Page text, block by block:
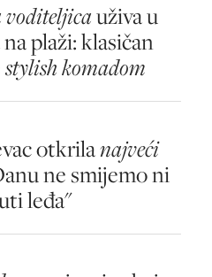
uživa u
plaži: klasičan
stylish komadom
otkrilanajveći
ne smijemo ni
leđa"